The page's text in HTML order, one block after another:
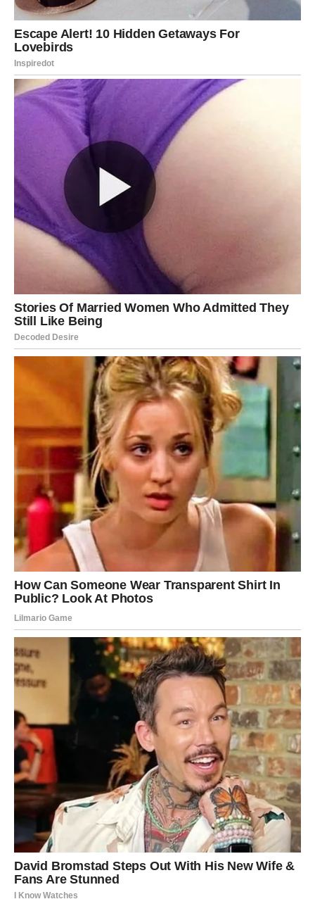
KAKO PRIPREMITI UKUSNE MAFINE?
Zagrijte pećnicu na 180°C (oko 350°F). Namastite kalup za
muffine ili ga obložite namašćenim papirnatim kalupima.
2. Pomiješajte mokre sastojke:
U velikoj zdjeli za miješanje, hladno mlijeko suncokretovo ulje i
hladno otopljeni maslac.
Također jaja s bijelim šećerom dok ne postanu svijetla i
kremasta.
3) Umiješajte nezaslađeni obični jogurt i vanilin šećer
pazeći da se sve dobro sjedini
4. Suhi sastojci:
U drugu zdjelu: pomiješajte višenamjensko brašno, prašak za
pecivo sol.
Miješajte postupnim dodavanjem mokrih sastojaka u suhe